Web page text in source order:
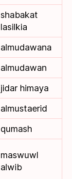
shabakat
lasilkia
almudawana
almudawan
jidar himaya
almustaerid
qumash
maswuwl
alwib